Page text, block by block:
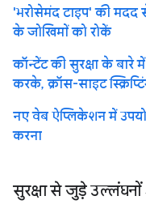
'भरोसेमंद टाइप' की मदद
के जोखिमों को रोकें
कॉन्टेंट की सुरक्षा के बारे
करके, क्रॉस-साइट
नए वेब ऐप्लिकेशन में
करना
सुरक्षा से जुड़े